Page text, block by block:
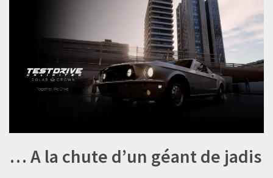
… A la chute d’un géant de jadis